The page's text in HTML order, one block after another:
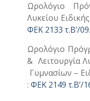
Ωρολόγιο
Λυκείου
ΦΕΚ 2133 τ.Β’/
Ωρολόγιο
& Λειτουργία
Γυμνασίων –
: ΦΕΚ 2149 τ.Β’/